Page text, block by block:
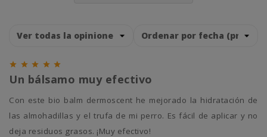
    
Un bálsamo muy efectivo
Con este bio balm dermoscent he mejorado la hidratación de
las almohadillas y el trufa de mi perro. Es fácil de aplicar y no
deja residuos grasos. ¡Muy efectivo!